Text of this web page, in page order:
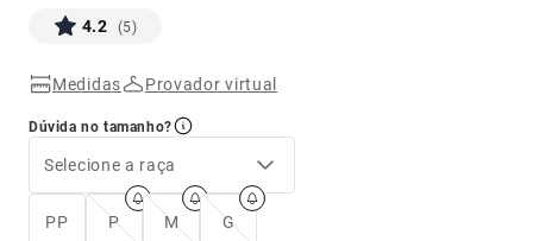
4.2 (5)
Medidas Provador virtual
Dúvida no tamanho?
Selecione a raça
PP P M G